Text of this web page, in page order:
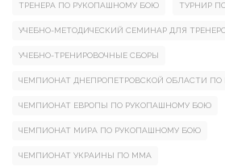
ТРЕНЕРА ПО РУКОПАШНОМУ БОЮ ТУРНИР
УЧЕБНО-МЕТОДИЧЕСКИЙ СЕМИНАР ДЛЯ
УЧЕБНО-ТРЕНИРОВОЧНЫЕ СБОРЫ
ЧЕМПИОНАТ ДНЕПРОПЕТРОВСКОЙ ОБЛАСТИ
ЧЕМПИОНАТ ЕВРОПЫ ПО РУКОПАШНОМУ БОЮ
ЧЕМПИОНАТ МИРА ПО РУКОПАШНОМУ БОЮ
ЧЕМПИОНАТ УКРАИНЫ ПО ММА